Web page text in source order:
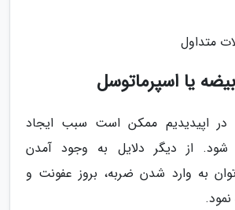
متداول
یا اسپرماتوسل
اپیدیدیم ممکن است سبب ایجاد
از دیگر دلایل به وجود آمدن
به وارد شدن ضربه، بروز عفونت و